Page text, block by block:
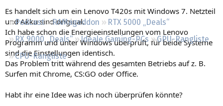
Podcast RAMageddon
RTX 5000 „Deals“
RX 9000 „Deals“
Ideale Gaming-PCs
GPU-Rangliste
CPU-Rangliste
Es handelt sich um ein Lenovo T420s mit Windows 7. Netzteil
und Akku sind original.
Ich habe schon die Energieeinstellungen vom Lenovo
Programm und unter Windows überprüft, für beide Systeme
sind die Einstellungen identisch.
Das Problem tritt während des gesamten Betriebs auf z. B.
Surfen mit Chrome, CS:GO oder Office.
Habt ihr eine Idee was ich noch überprüfen könnte?